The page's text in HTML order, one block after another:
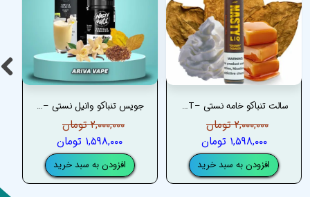
جویس تنباکو وانیل نستی –NASTY VANILLA TOBACCO JUICE
۲,۰۰۰,۰۰۰ تومان
۱,۵۹۸,۰۰۰ تومان
افزودن به سبد خرید
سالت تنباکو خامه نستی –NASTY CREAMY TOBACCO SALT
۲,۰۰۰,۰۰۰ تومان
۱,۵۹۸,۰۰۰ تومان
افزودن به سبد خرید